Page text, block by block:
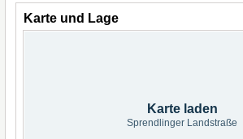
Karte und Lage
Karte laden
Sprendlinger Landstraße